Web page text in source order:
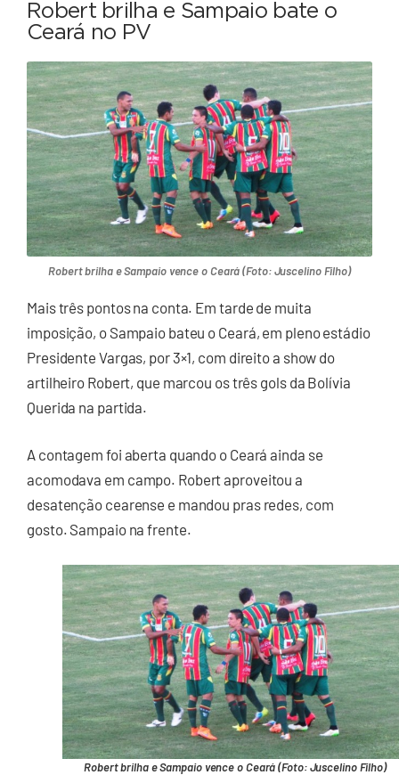
Robert brilha e Sampaio bate o
Ceará no PV
Robert brilha e Sampaio vence o Ceará (Foto: Juscelino Filho)
Mais três pontos na conta. Em tarde de muita
imposição, o Sampaio bateu o Ceará, em pleno estádio
Presidente Vargas, por 3×1, com direito a show do
artilheiro Robert, que marcou os três gols da Bolívia
Querida na partida.
A contagem foi aberta quando o Ceará ainda se
acomodava em campo. Robert aproveitou a
desatenção cearense e mandou pras redes, com
gosto. Sampaio na frente.
Robert brilha e Sampaio vence o Ceará (Foto: Juscelino Filho)